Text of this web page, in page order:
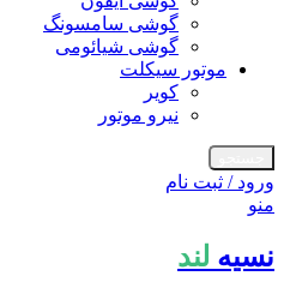
گوشی سامسونگ
گوشی شیائومی
موتور سیکلت
کویر
نیرو موتور
ورود / ثبت نام
منو
نسیه لند